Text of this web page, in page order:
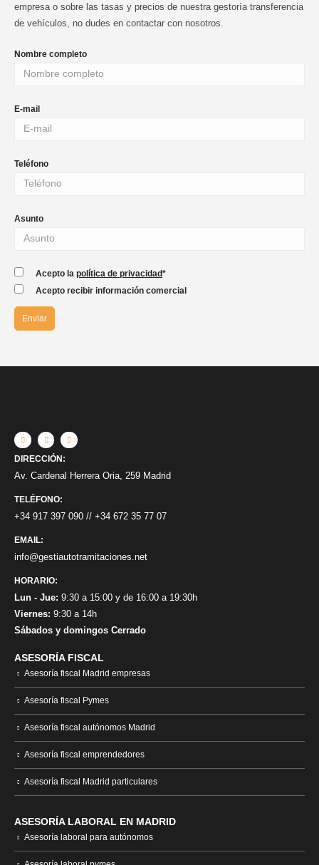
empresa o sobre las tasas y precios de nuestra gestoría transferencia
de vehículos, no dudes en contactar con nosotros.
Nombre completo
E-mail
Teléfono
Asunto
Acepto la política de privacidad*
Acepto recibir información comercial
DIRECCIÓN:
Av. Cardenal Herrera Oria, 259 Madrid
TELÉFONO:
+34 917 397 090 // +34 672 35 77 07
EMAIL:
info@gestiautotramitaciones.net
HORARIO:
Lun - Jue: 9:30 a 15:00 y de 16:00 a 19:30h
Viernes: 9:30 a 14h
Sábados y domingos Cerrado
ASESORÍA FISCAL
Asesoría fiscal Madrid empresas
Asesoría fiscal Pymes
Asesoría fiscal autónomos Madrid
Asesoría fiscal emprendedores
Asesoría fiscal Madrid particulares
ASESORÍA LABORAL EN MADRID
Asesoría laboral para autónomos